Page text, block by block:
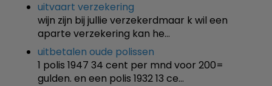
uitvaart verzekering
wijn zijn bij jullie verzekerdmaar k wil een
aparte verzekering kan he…
uitbetalen oude polissen
1 polis 1947 34 cent per mnd voor 200=
gulden. en een polis 1932 13 ce…